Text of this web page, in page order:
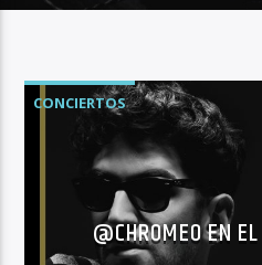
CURRENT TRACK
CONCIERTOS
@CHROMEO EN